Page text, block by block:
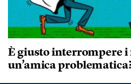
È giusto interrompere
un’amica